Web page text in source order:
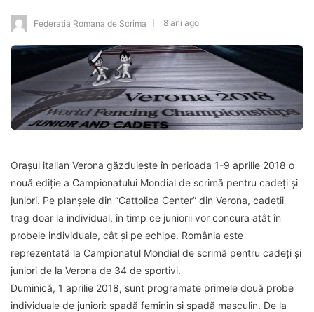
Federatia Romana de Scrima 8 ani ago
Orașul italian Verona găzduiește în perioada 1-9 aprilie 2018 o
nouă ediție a Campionatului Mondial de scrimă pentru cadeți și
juniori. Pe planșele din “Cattolica Center” din Verona, cadeții
trag doar la individual, în timp ce juniorii vor concura atât în
probele individuale, cât și pe echipe. România este
reprezentată la Campionatul Mondial de scrimă pentru cadeți și
juniori de la Verona de 34 de sportivi.
Duminică, 1 aprilie 2018, sunt programate primele două probe
individuale de juniori: spadă feminin și spadă masculin. De la